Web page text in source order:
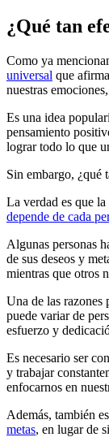
¿Qué tan
Como ya
universal que
nuestras
Es una idea
pensamiento
lograr todo lo que
Sin embargo, ¿qué
La verdad es que
depende de cada
Algunas personas
de sus deseos y
mientras que otros
Una de las
puede variar de
esfuerzo y
Es necesario ser
y trabajar
enfocarnos en
Además, también
metas, en lugar de